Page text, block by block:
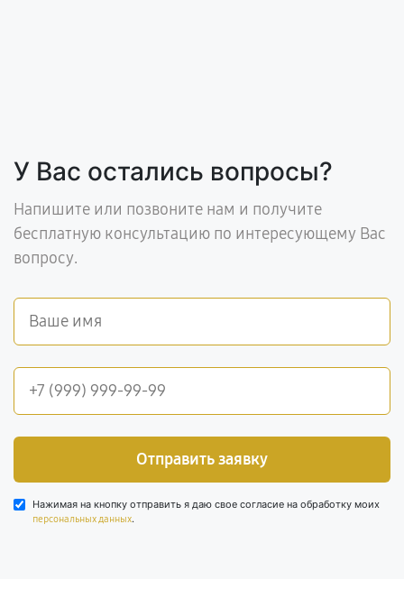
У Вас остались вопросы?
Напишите или позвоните нам и получите
бесплатную консультацию по интересующему Вас
вопросу.
Отправить заявку
Нажимая на кнопку отправить я даю свое согласие на обработку моих
персональных данных.